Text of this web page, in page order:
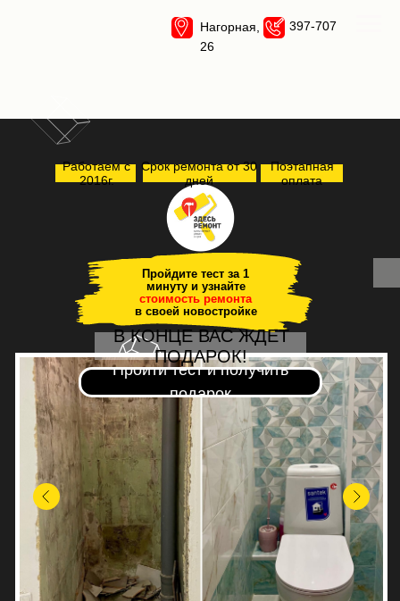
Пройдите тест за 1
минуту и узнайте
стоимость ремонта
в своей новостройке
Пройти тест и получить
подарок
397-707
Нагорная,
26
В КОНЦЕ ВАС ЖДЕТ
ПОДАРОК!
Работаем с
2016г.
Срок ремонта от 30
дней
Поэтапная
оплата